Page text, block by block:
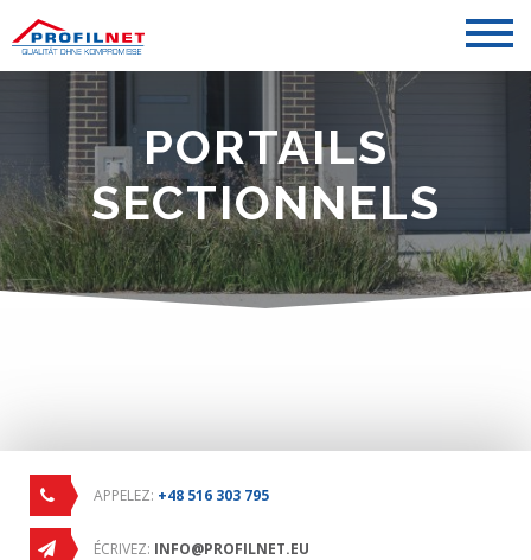
PORTAILS
SECTIONNELS
APPELEZ: +48 516 303 795
ÉCRIVEZ: INFO@PROFILNET.EU